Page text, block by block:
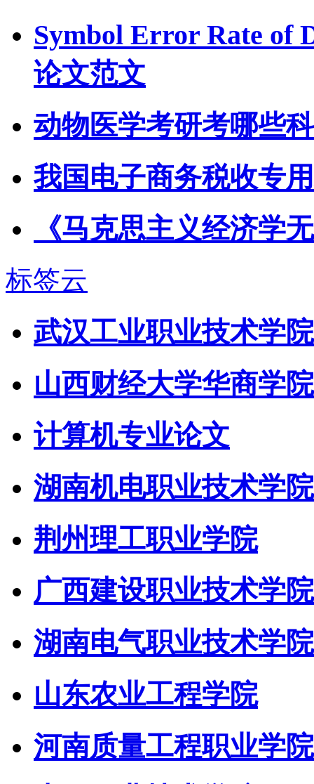
Symbol Error Rate of
论文范文
动物医学考研考哪些
我国电子商务税收专
《马克思主义经济学
标签云
武汉工业职业技术学院
山西财经大学华商学院
计算机专业论文
湖南机电职业技术学院
荆州理工职业学院
广西建设职业技术学院
湖南电气职业技术学院
山东农业工程学院
河南质量工程职业学院